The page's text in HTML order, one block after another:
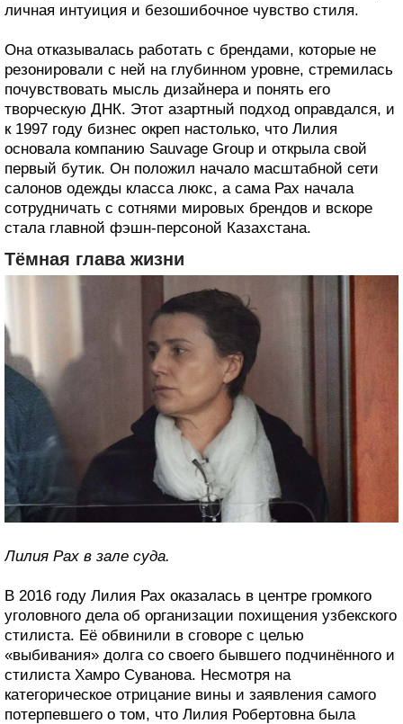
личная интуиция и безошибочное чувство стиля.
Она отказывалась работать с брендами, которые не
резонировали с ней на глубинном уровне, стремилась
почувствовать мысль дизайнера и понять его
творческую ДНК. Этот азартный подход оправдался, и
к 1997 году бизнес окреп настолько, что Лилия
основала компанию Sauvage Group и открыла свой
первый бутик. Он положил начало масштабной сети
салонов одежды класса люкс, а сама Рах начала
сотрудничать с сотнями мировых брендов и вскоре
стала главной фэшн-персоной Казахстана.
Тёмная глава жизни
Лилия Рах в зале суда.
В 2016 году Лилия Рах оказалась в центре громкого
уголовного дела об организации похищения узбекского
стилиста. Её обвинили в сговоре с целью
«выбивания» долга со своего бывшего подчинённого и
стилиста Хамро Суванова. Несмотря на
категорическое отрицание вины и заявления самого
потерпевшего о том, что Лилия Робертовна была